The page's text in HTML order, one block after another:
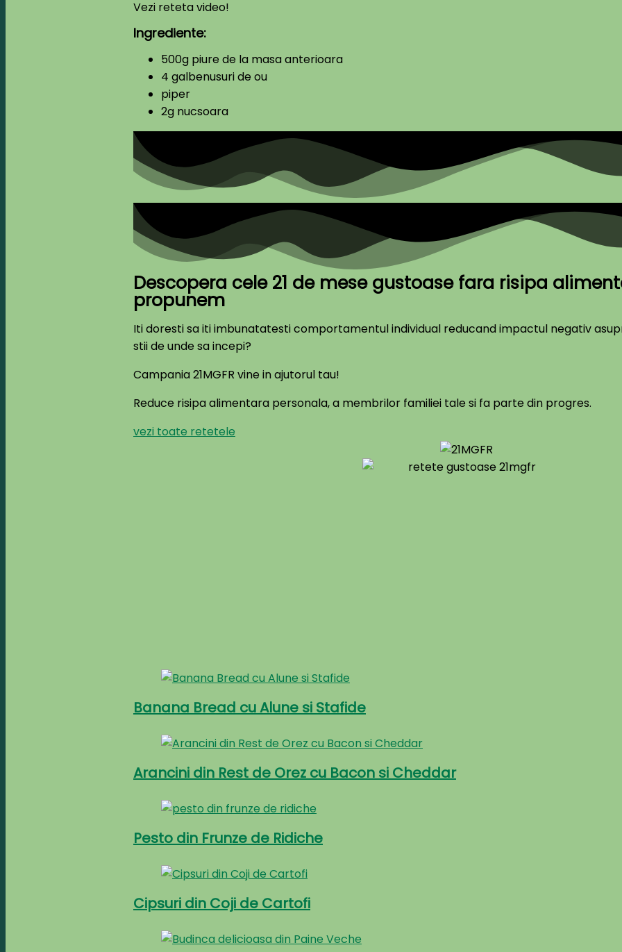
Vezi reteta video!
Ingrediente:
500g piure de la masa anterioara
4 galbenusuri de ou
piper
2g nucsoara
Descopera cele 21 de mese gustoase fara risipa
propunem
Iti doresti sa iti imbunatatesti comportamentul individual reducand impactul negativ
stii de unde sa incepi?
Campania 21MGFR vine in ajutorul tau!
Reduce risipa alimentara personala, a membrilor familiei tale si fa parte din progres.
vezi toate retetele
Banana Bread cu Alune si Stafide
Arancini din Rest de Orez cu Bacon si Cheddar
Pesto din Frunze de Ridiche
Cipsuri din Coji de Cartofi